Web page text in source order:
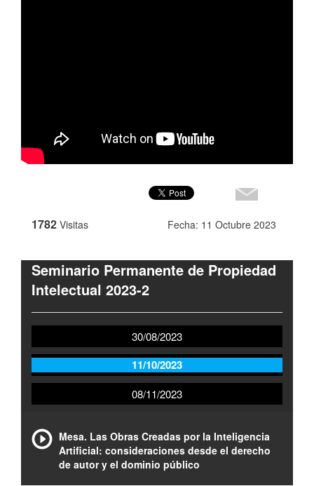
1782 Visitas Fecha: 11 Octubre 2023
Seminario Permanente de Propiedad
Intelectual 2023-2
30/08/2023
11/10/2023
08/11/2023
Mesa. Las Obras Creadas por la Inteligencia
Artificial: consideraciones desde el derecho
de autor y el dominio público